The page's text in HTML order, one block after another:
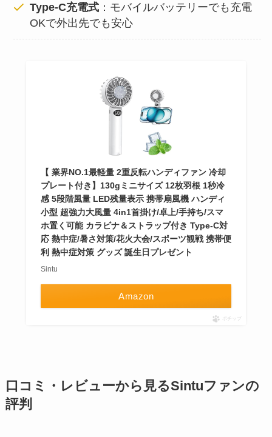
Type-C充電式 ：モバイルバッテリーでも充電
OKで外出先でも安心
【 業界NO.1最軽量 2重反転ハンディファン 冷却
プレート付き】130gミニサイズ 12枚羽根 1秒冷
感 5段階風量 LED残量表示 携帯扇風機 ハンディ
小型 超強力大風量 4in1首掛け/卓上/手持ち/スマ
ホ置く可能 カラビナ＆ストラップ付き Type-C対
応 熱中症/暑さ対策/花火大会/スポーツ観戦 携帯便
利 熱中症対策 グッズ 誕生日プレゼント
Sintu
Amazon
ポチップ
口コミ・レビューから見るSintuファンの
評判